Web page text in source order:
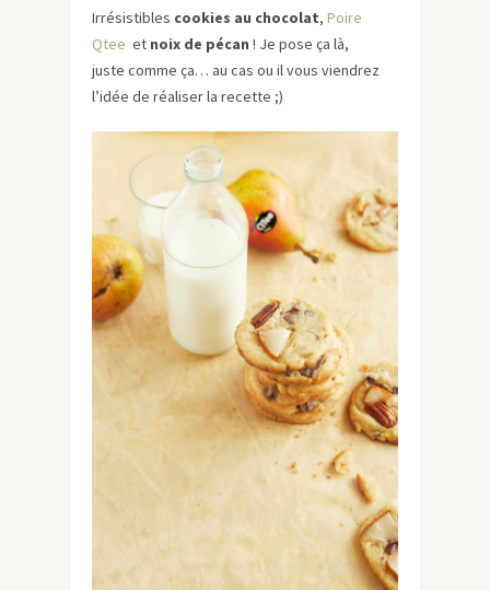
Irrésistibles cookies au chocolat, Poire
Qtee et noix de pécan ! Je pose ça là,
juste comme ça… au cas ou il vous viendrez
l’idée de réaliser la recette ;)